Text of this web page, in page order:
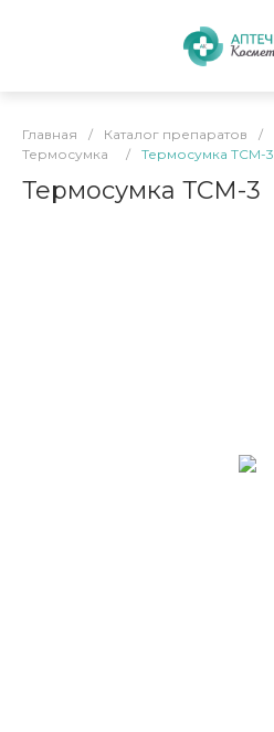
Главная / Каталог препаратов /
Термосумка
/ Термосумка ТСМ-3
Термосумка ТСМ-3